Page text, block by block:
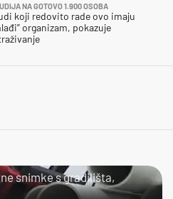
NA GOTOVO 1.900 OSOBA
koji redovito rade ovo imaju
organizam, pokazuje
snimke s gradilišta,